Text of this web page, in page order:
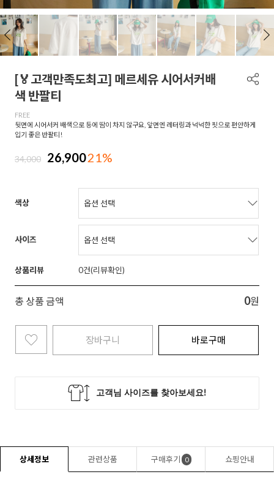
[🏅고객만족도최고] 메르세유 시어서커배
색 반팔티
FREE
뒷면에 시어서커 배색으로 등에 땀이 차지 않구요, 앞면엔 레터링과 넉넉한 핏으로 편안하게
입기 좋은 반팔티!
34,000 26,90021%
색상
사이즈
상품리뷰 0
총 상품 금액 0원
장바구니 바로구매
상세정보 관련상품 구매후기 0 쇼핑안내